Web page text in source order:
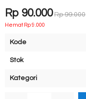
Rp 90.000 Rp 99.000
Hemat Rp 9.000
Kode
Stok
Kategori